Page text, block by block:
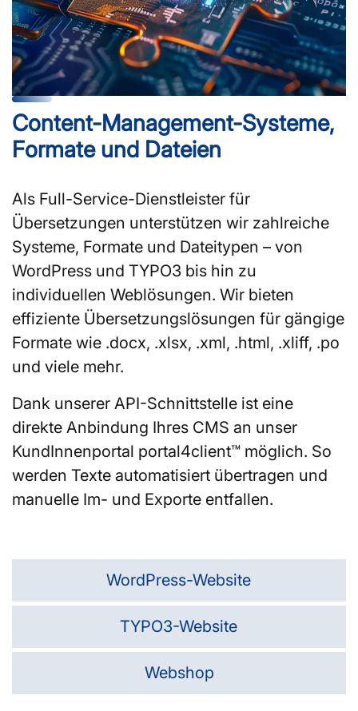
Content-Management-Systeme,
Formate und Dateien
Als Full-Service-Dienstleister für
Übersetzungen unterstützen wir zahlreiche
Systeme, Formate und Dateitypen – von
WordPress und TYPO3 bis hin zu
individuellen Weblösungen. Wir bieten
effiziente Übersetzungslösungen für gängige
Formate wie .docx, .xlsx, .xml, .html, .xliff, .po
und viele mehr.
Dank unserer API-Schnittstelle ist eine
direkte Anbindung Ihres CMS an unser
KundInnenportal portal4client™ möglich. So
werden Texte automatisiert übertragen und
manuelle Im- und Exporte entfallen.
WordPress-Website
TYPO3-Website
Webshop